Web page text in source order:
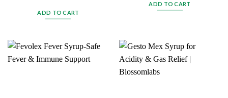
ADD TO CART
ADD TO CART